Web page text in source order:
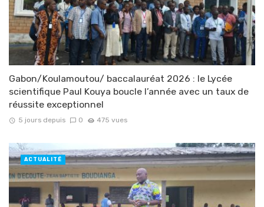
Gabon/Koulamoutou/ baccalauréat 2026 : le Lycée
scientifique Paul Kouya boucle l’année avec un taux de
réussite exceptionnel
5 jours depuis 0 475 vues
ACTUALITÉ